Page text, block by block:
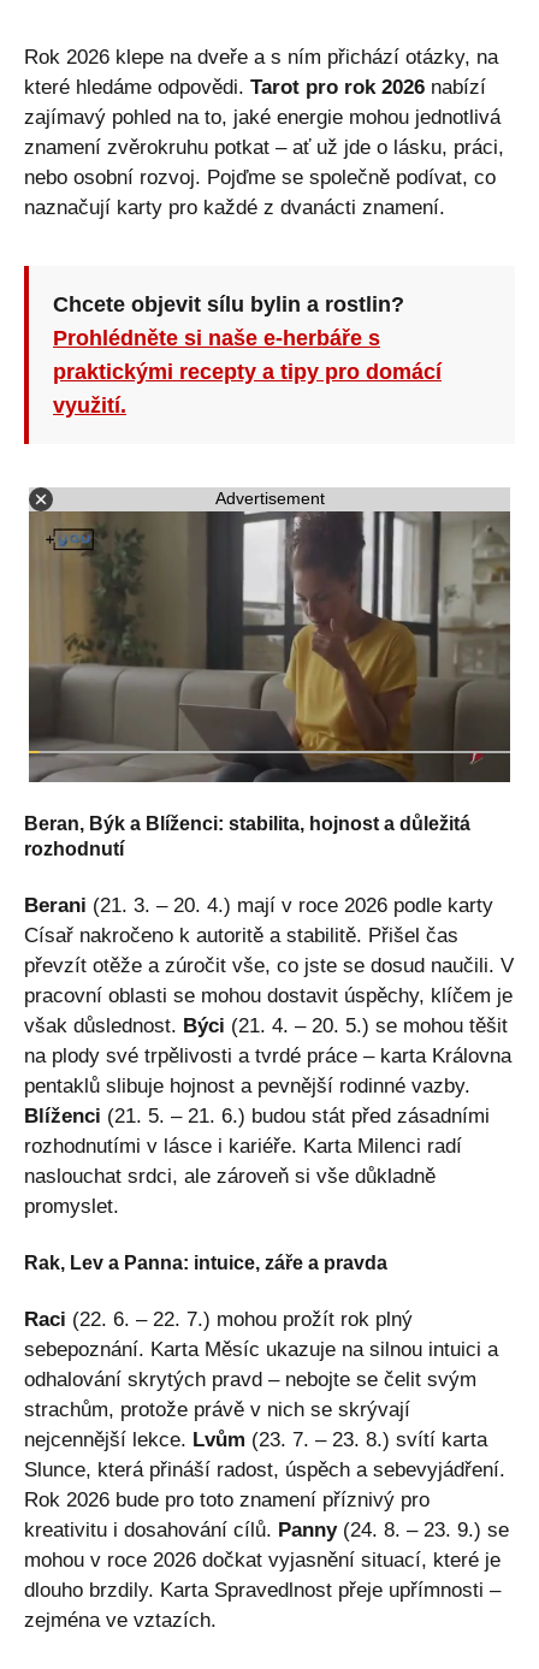
Rok 2026 klepe na dveře a s ním přichází otázky, na
které hledáme odpovědi. Tarot pro rok 2026 nabízí
zajímavý pohled na to, jaké energie mohou jednotlivá
znamení zvěrokruhu potkat – ať už jde o lásku, práci,
nebo osobní rozvoj. Pojďme se společně podívat, co
naznačují karty pro každé z dvanácti znamení.
Chcete objevit sílu bylin a rostlin?
Prohlédněte si naše e-herbáře s
praktickými recepty a tipy pro domácí
využití.
Advertisement
Beran, Býk a Blíženci: stabilita, hojnost a důležitá
rozhodnutí
Berani (21. 3. – 20. 4.) mají v roce 2026 podle karty
Císař nakročeno k autoritě a stabilitě. Přišel čas
převzít otěže a zúročit vše, co jste se dosud naučili. V
pracovní oblasti se mohou dostavit úspěchy, klíčem je
však důslednost. Býci (21. 4. – 20. 5.) se mohou těšit
na plody své trpělivosti a tvrdé práce – karta Královna
pentaklů slibuje hojnost a pevnější rodinné vazby.
Blíženci (21. 5. – 21. 6.) budou stát před zásadními
rozhodnutími v lásce i kariéře. Karta Milenci radí
naslouchat srdci, ale zároveň si vše důkladně
promyslet.
Rak, Lev a Panna: intuice, záře a pravda
Raci (22. 6. – 22. 7.) mohou prožít rok plný
sebepoznání. Karta Měsíc ukazuje na silnou intuici a
odhalování skrytých pravd – nebojte se čelit svým
strachům, protože právě v nich se skrývají
nejcennější lekce. Lvům (23. 7. – 23. 8.) svítí karta
Slunce, která přináší radost, úspěch a sebevyjádření.
Rok 2026 bude pro toto znamení příznivý pro
kreativitu i dosahování cílů. Panny(24. 8. – 23. 9.) se
mohou v roce 2026 dočkat vyjasnění situací, které je
dlouho brzdily. Karta Spravedlnost přeje upřímnosti –
zejména ve vztazích.